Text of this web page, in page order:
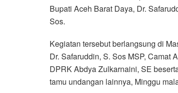
e
b
o
k
t
t
p
p
e
e
a
m
i
r
Bupati Aceh Barat Daya, Dr.
Sos.
Kegiatan tersebut berlangsung di
Dr. Safaruddin, S. Sos MSP, Camat
DPRK Abdya Zulkarnaini, SE
tamu undangan lainnya, Minggu